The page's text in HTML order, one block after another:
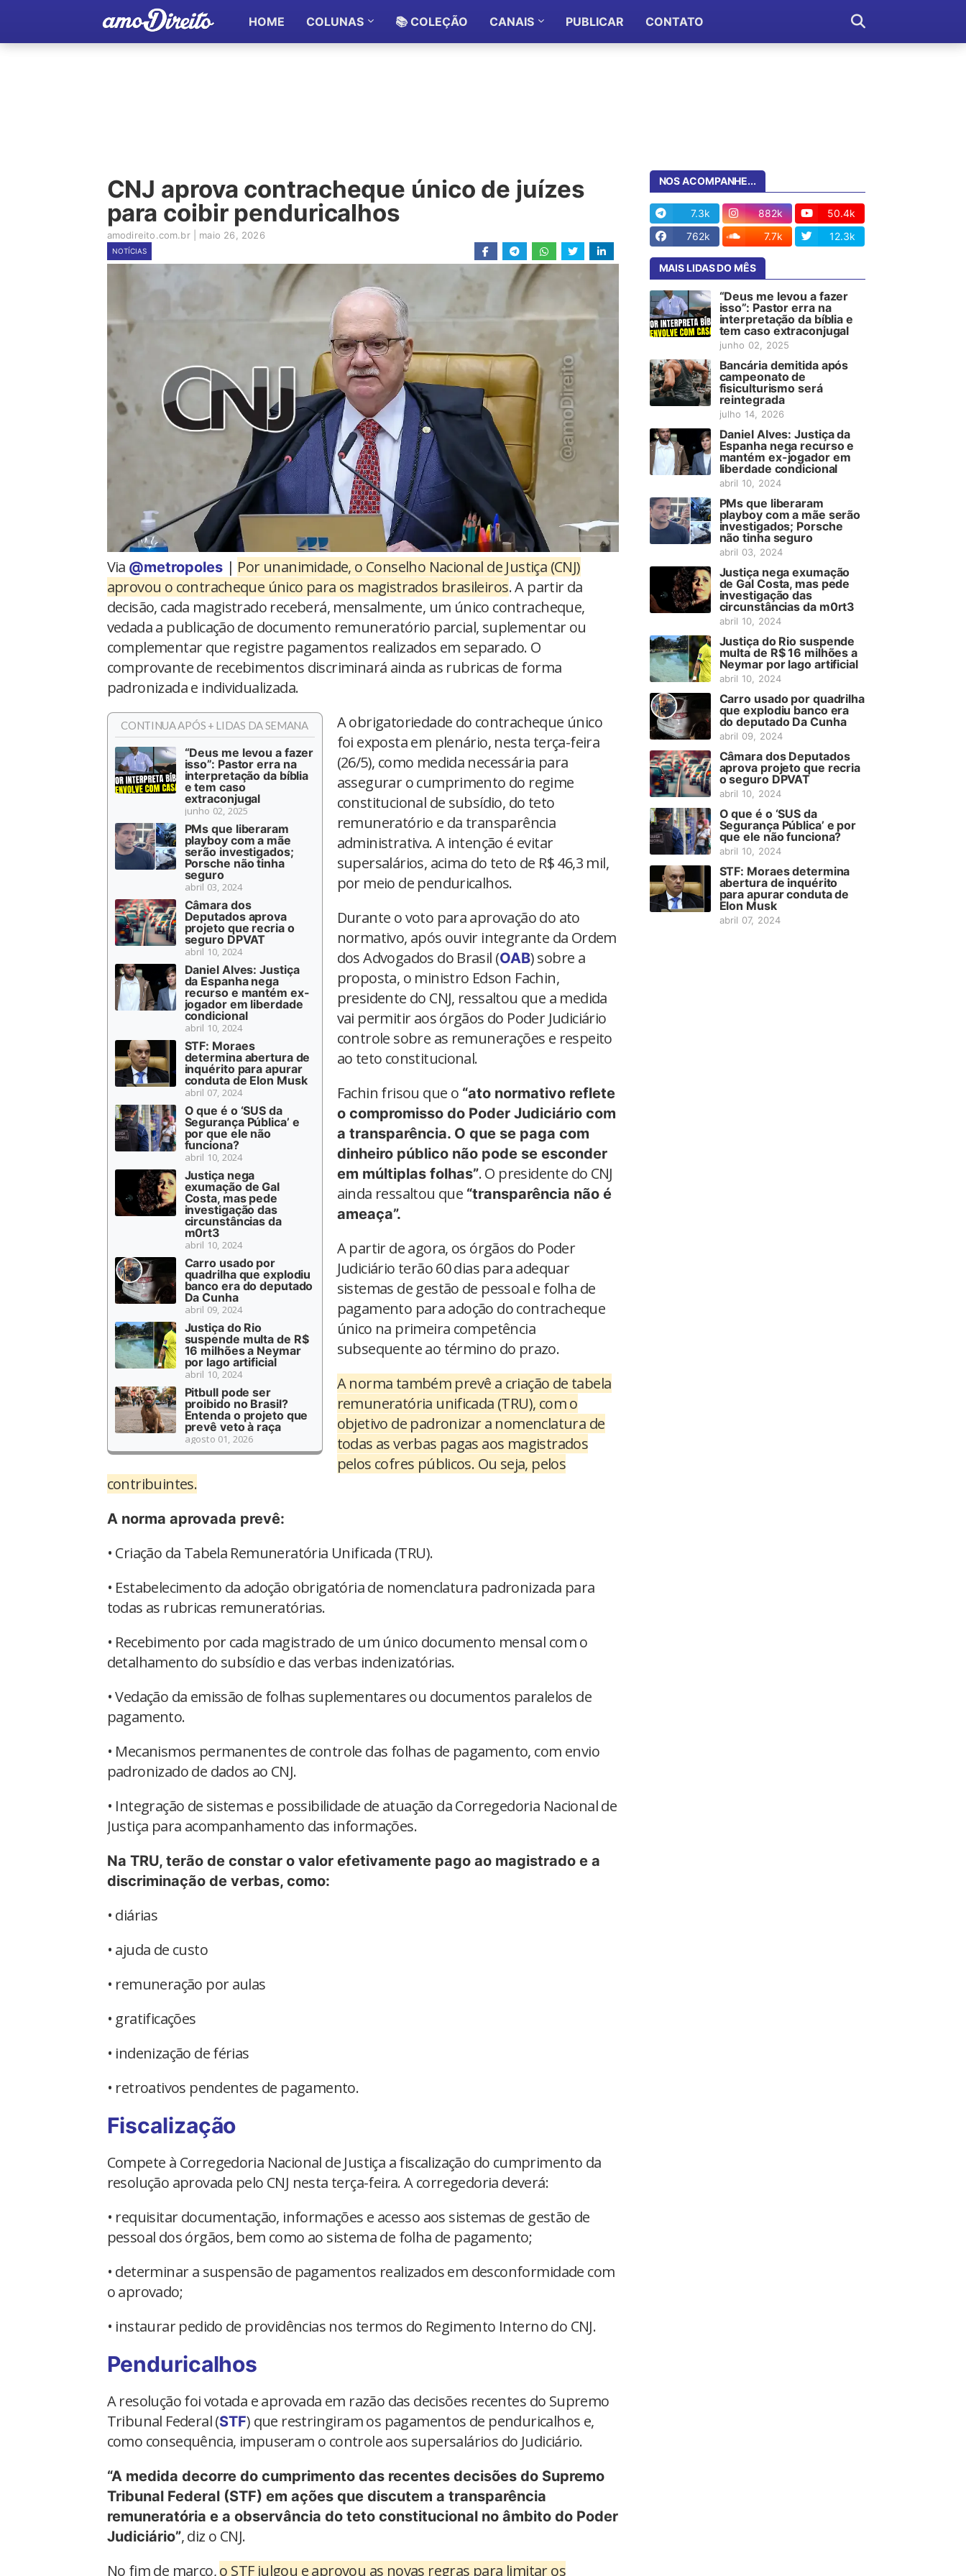
HOME COLUNAS 📚 COLEÇÃO CANAIS PUBLICAR CONTATO
CNJ aprova contracheque único de juízes
para coibir penduricalhos
amodireito.com.br maio 26, 2026
NOTÍCIAS
Via @metropoles | Por unanimidade, o Conselho Nacional de Justiça (CNJ)
aprovou o contracheque único para os magistrados brasileiros. A partir da
decisão, cada magistrado receberá, mensalmente, um único contracheque,
vedada a publicação de documento remuneratório parcial, suplementar ou
complementar que registre pagamentos realizados em separado. O
comprovante de recebimentos discriminará ainda as rubricas de forma
padronizada e individualizada.
CONTINUA APÓS + LIDAS DA SEMANA
“Deus me levou a fazer
isso”: Pastor erra na
interpretação da bíblia
e tem caso
extraconjugal
junho 02, 2025
PMs que liberaram
playboy com a mãe
serão investigados;
Porsche não tinha
seguro
abril 03, 2024
Câmara dos
Deputados aprova
projeto que recria o
seguro DPVAT
abril 10, 2024
Daniel Alves: Justiça
da Espanha nega
recurso e mantém ex-
jogador em liberdade
condicional
abril 10, 2024
STF: Moraes
determina abertura de
inquérito para apurar
conduta de Elon Musk
abril 07, 2024
O que é o ‘SUS da
Segurança Pública’ e
por que ele não
funciona?
abril 10, 2024
Justiça nega
exumação de Gal
Costa, mas pede
investigação das
circunstâncias da
m0rt3
abril 10, 2024
Carro usado por
quadrilha que explodiu
banco era do deputado
Da Cunha
abril 09, 2024
Justiça do Rio
suspende multa de R$
16 milhões a Neymar
por lago artificial
abril 10, 2024
Pitbull pode ser
proibido no Brasil?
Entenda o projeto que
prevê veto à raça
agosto 01, 2026
A obrigatoriedade do contracheque único
foi exposta em plenário, nesta terça-feira
(26/5), como medida necessária para
assegurar o cumprimento do regime
constitucional de subsídio, do teto
remuneratório e da transparência
administrativa. A intenção é evitar
supersalários, acima do teto de R$ 46,3 mil,
por meio de penduricalhos.
Durante o voto para aprovação do ato
normativo, após ouvir integrante da Ordem
dos Advogados do Brasil (OAB) sobre a
proposta, o ministro Edson Fachin,
presidente do CNJ, ressaltou que a medida
vai permitir aos órgãos do Poder Judiciário
controle sobre as remunerações e respeito
ao teto constitucional.
Fachin frisou que o “ato normativo reflete
o compromisso do Poder Judiciário com
a transparência. O que se paga com
dinheiro público não pode se esconder
em múltiplas folhas”. O presidente do CNJ
ainda ressaltou que “transparência não é
ameaça”.
A partir de agora, os órgãos do Poder
Judiciário terão 60 dias para adequar
sistemas de gestão de pessoal e folha de
pagamento para adoção do contracheque
único na primeira competência
subsequente ao término do prazo.
A norma também prevê a criação de tabela
remuneratória unificada (TRU), com o
objetivo de padronizar a nomenclatura de
todas as verbas pagas aos magistrados
pelos cofres públicos. Ou seja, pelos
contribuintes.
A norma aprovada prevê:
• Criação da Tabela Remuneratória Unificada (TRU).
• Estabelecimento da adoção obrigatória de nomenclatura padronizada para
todas as rubricas remuneratórias.
• Recebimento por cada magistrado de um único documento mensal com o
detalhamento do subsídio e das verbas indenizatórias.
• Vedação da emissão de folhas suplementares ou documentos paralelos de
pagamento.
• Mecanismos permanentes de controle das folhas de pagamento, com envio
padronizado de dados ao CNJ.
• Integração de sistemas e possibilidade de atuação da Corregedoria Nacional de
Justiça para acompanhamento das informações.
Na TRU, terão de constar o valor efetivamente pago ao magistrado e a
discriminação de verbas, como:
• diárias
• ajuda de custo
• remuneração por aulas
• gratificações
• indenização de férias
• retroativos pendentes de pagamento.
Fiscalização
Compete à Corregedoria Nacional de Justiça a fiscalização do cumprimento da
resolução aprovada pelo CNJ nesta terça-feira. A corregedoria deverá:
• requisitar documentação, informações e acesso aos sistemas de gestão de
pessoal dos órgãos, bem como ao sistema de folha de pagamento;
• determinar a suspensão de pagamentos realizados em desconformidade com
o aprovado;
• instaurar pedido de providências nos termos do Regimento Interno do CNJ.
Penduricalhos
A resolução foi votada e aprovada em razão das decisões recentes do Supremo
Tribunal Federal (STF) que restringiram os pagamentos de penduricalhos e,
como consequência, impuseram o controle aos supersalários do Judiciário.
“A medida decorre do cumprimento das recentes decisões do Supremo
Tribunal Federal (STF) em ações que discutem a transparência
remuneratória e a observância do teto constitucional no âmbito do Poder
Judiciário”, diz o CNJ.
No fim de março,o STF julgou e aprovou as novas regras para limitar os
NOS ACOMPANHE...
7.3k 882k
50.4k
762k
7.7k 12.3k
MAIS LIDAS DO MÊS
“Deus me levou a fazer
isso”: Pastor erra na
interpretação da bíblia e
tem caso extraconjugal
junho 02, 2025
Bancária demitida após
campeonato de
fisiculturismo será
reintegrada
julho 14, 2026
Daniel Alves: Justiça da
Espanha nega recurso e
mantém ex-jogador em
liberdade condicional
abril 10, 2024
PMs que liberaram
playboy com a mãe serão
investigados; Porsche
não tinha seguro
abril 03, 2024
Justiça nega exumação
de Gal Costa, mas pede
investigação das
circunstâncias da m0rt3
abril 10, 2024
Justiça do Rio suspende
multa de R$ 16 milhões a
Neymar por lago artificial
abril 10, 2024
Carro usado por quadrilha
que explodiu banco era
do deputado Da Cunha
abril 09, 2024
Câmara dos Deputados
aprova projeto que recria
o seguro DPVAT
abril 10, 2024
O que é o ‘SUS da
Segurança Pública’ e por
que ele não funciona?
abril 10, 2024
STF: Moraes determina
abertura de inquérito
para apurar conduta de
Elon Musk
abril 07, 2024